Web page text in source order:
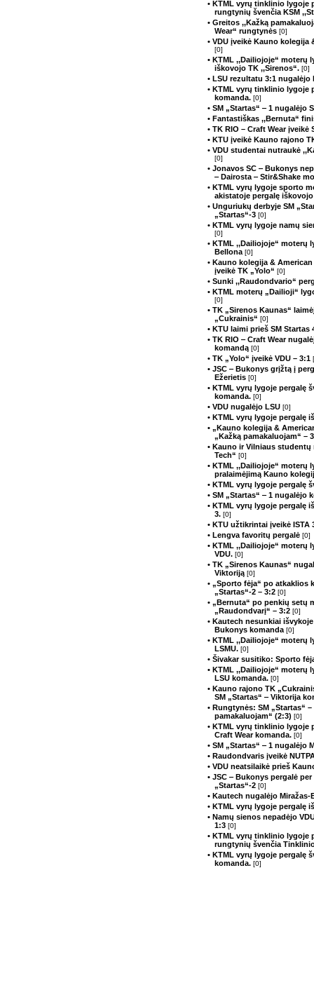
• KTML vyrų tinklinio lygoje
rungtynių švenčia KSM
• Greitos ,,Kažką
Wear“ rungtynės [0]
• VDU įveikė Kauno
[0]
• KTML ,,Dailiojoje“ moterų
iškovojo TK ,,Sirenos“. [0]
• LSU rezultatu 3:1 nugalėjo
• KTML vyrų tinklinio lygoje
komanda. [0]
• SM „Startas“ ‒ 1 nugalėjo
• Fantastiškas ,,Bernuta“
• TK RIO – Craft Wear įveikė
• KTU įveikė Kauno rajono
• VDU studentai nutraukė
[0]
• Jonavos SC ‒ Bukonys
‒ Dairosta ‒ Stir&Shake
• KTML vyrų lygoje sporto
akistatoje pergalę
• Unguriukų derbyje SM
„Startas“-3 [0]
• KTML vyrų lygoje namų
[0]
• KTML ,,Dailiojoje“ moterų
Bellona [0]
• Kauno kolegija &
įveikė TK „Yolo“ [0]
• Sunki ,,Raudondvario“
• KTML moterų „Dailioji“
[0]
• TK „Sirenos Kaunas“
„Cukrainis“ [0]
• KTU laimi prieš SM
• TK RIO ‒ Craft Wear
komandą [0]
• TK „Yolo“ įveikė VDU – 3:1
• JSC ‒ Bukonys grįžtą į
Ežerietis [0]
• KTML vyrų lygoje pergalę
komanda. [0]
• VDU nugalėjo LSU [0]
• KTML vyrų lygoje pergalę
• „Kauno kolegija &
„Kažką pamakaluojam“ –
• Kauno ir Vilniaus
Tech“ [0]
• KTML ,,Dailiojoje“ moterų
pralaimėjimą Kauno
• KTML vyrų lygoje pergalę
• SM „Startas“ ‒ 1 nugalėjo
• KTML vyrų lygoje pergalę
3. [0]
• KTU užtikrintai įveikė ISTA
• Lengva favoritų pergalė [0]
• KTML ,,Dailiojoje“ moterų
VDU. [0]
• TK „Sirenos Kaunas“
Viktoriją [0]
• „Sporto fėja“ po atkaklios
„Startas“-2 – 3:2 [0]
• „Bernuta“ po penkių setų
„Raudondvarį“ – 3:2 [0]
• Kautech nesunkiai
Bukonys komanda [0]
• KTML ,,Dailiojoje“ moterų
LSMU. [0]
• Šivakar susitiko: Sporto
• KTML ,,Dailiojoje“ moterų
LSU komanda. [0]
• Kauno rajono TK
SM „Startas“ ‒ Viktorija
• Rungtynės: SM „Startas“ –
pamakaluojam“ (2:3) [0]
• KTML vyrų tinklinio lygoje
Craft Wear komanda. [0]
• SM „Startas“ ‒ 1 nugalėjo
• Raudondvaris įveikė
• VDU neatsilaikė prieš
• JSC ‒ Bukonys pergalė
„Startas“-2 [0]
• Kautech nugalėjo
• KTML vyrų lygoje pergalę
• Namų sienos nepadėjo
1:3 [0]
• KTML vyrų tinklinio lygoje
rungtynių švenčia
• KTML vyrų lygoje pergalę
komanda. [0]